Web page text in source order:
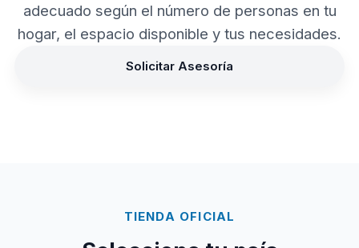
adecuado según el número de personas en tu
hogar, el espacio disponible y tus necesidades.
Solicitar Asesoría
TIENDA OFICIAL